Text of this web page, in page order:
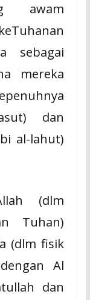
awam
sebagai
mereka
dan
al-lahut)
(dlm
Tuhan)
(dlm fisik
Al
dan